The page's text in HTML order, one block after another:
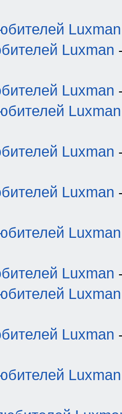
Luxman
Luxman
Luxman
Luxman
Luxman
Luxman
Luxman
Luxman
Luxman
Luxman
Luxman